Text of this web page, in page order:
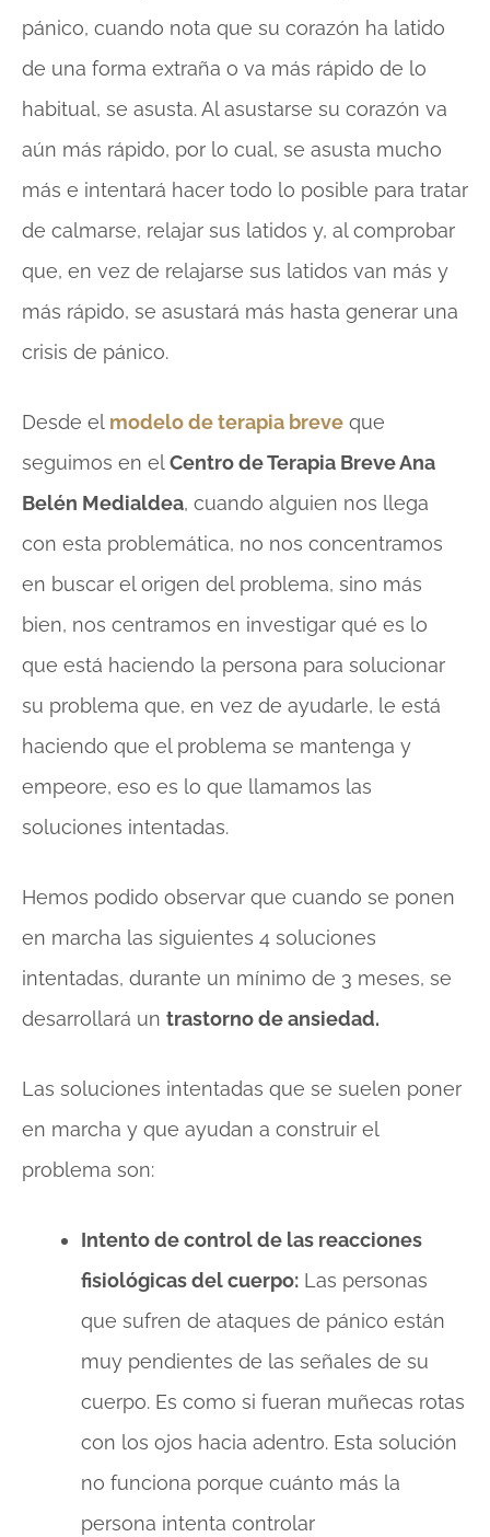
pánico, cuando nota que su corazón ha latido
de una forma extraña o va más rápido de lo
habitual, se asusta. Al asustarse su corazón va
aún más rápido, por lo cual, se asusta mucho
más e intentará hacer todo lo posible para tratar
de calmarse, relajar sus latidos y, al comprobar
que, en vez de relajarse sus latidos van más y
más rápido, se asustará más hasta generar una
crisis de pánico.
Desde el modelo de terapia breve que
seguimos en elCentro de Terapia Breve Ana
Belén Medialdea, cuando alguien nos llega
con esta problemática, no nos concentramos
en buscar el origen del problema, sino más
bien, nos centramos en investigar qué es lo
que está haciendo la persona para solucionar
su problema que, en vez de ayudarle, le está
haciendo que el problema se mantenga y
empeore, eso es lo que llamamos las
soluciones intentadas.
Hemos podido observar que cuando se ponen
en marcha las siguientes 4 soluciones
intentadas, durante un mínimo de 3 meses, se
desarrollará un trastorno de ansiedad.
Las soluciones intentadas que se suelen poner
en marcha y que ayudan a construir el
problema son:
Intento de control de las reacciones
fisiológicas del cuerpo: Las personas
que sufren de ataques de pánico están
muy pendientes de las señales de su
cuerpo. Es como si fueran muñecas rotas
con los ojos hacia adentro. Esta solución
no funciona porque cuánto más la
persona intenta controlar